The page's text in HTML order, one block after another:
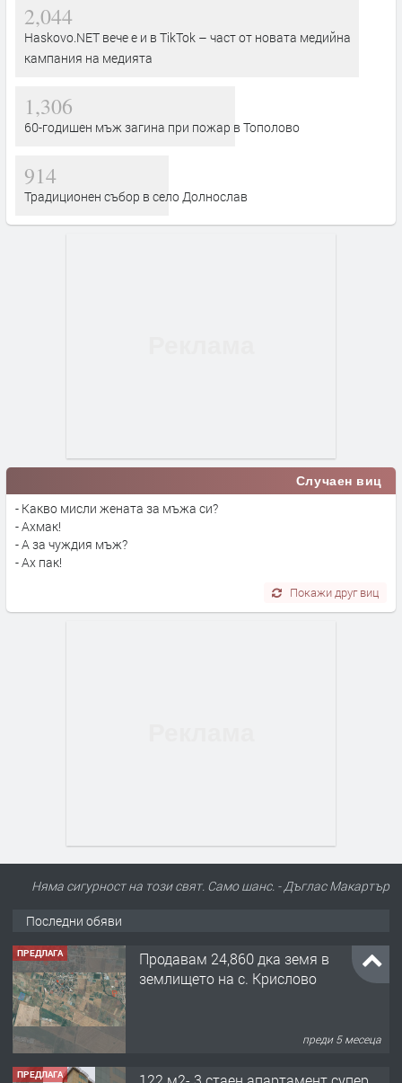
2,044
Haskovo.NET вече е и в TikTok – част от новата медийна
кампания на медията
1,306
60-годишен мъж загина при пожар в Тополово
914
Традиционен събор в село Долнослав
Случаен виц
- Какво мисли жената за мъжа си?
- Ахмак!
- А за чуждия мъж?
- Ах пак!
Покажи друг виц
Няма сигурност на този свят. Само шанс. - Дъглас Макартър
Последни обяви
ПРЕДЛАГА
Продавам 24,860 дка земя в
землището на с. Крислово
преди 5 месеца
ПРЕДЛАГА